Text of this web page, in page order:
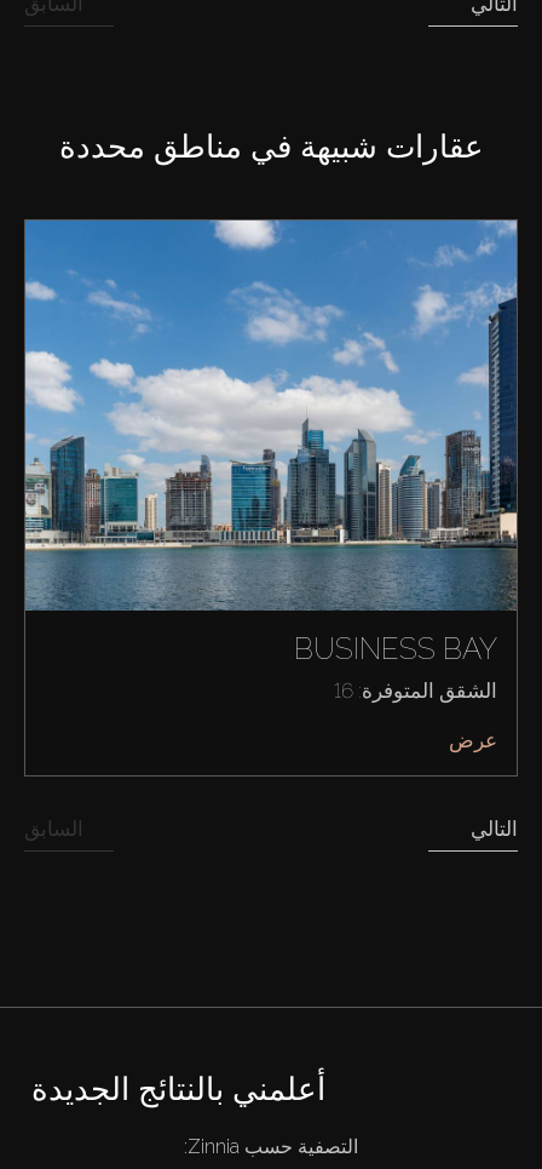
عقارات شبيهة في مناطق محددة
BUSINESS BAY
الشقق المتوفرة: 16
عرض
السابق التالي
أعلمني بالنتائج الجديدة
التصفية حسب Zinnia: